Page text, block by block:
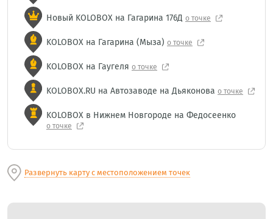
Новый KOLOBOX на Гагарина 176Д о точке
KOLOBOX на Гагарина (Мыза) о точке
KOLOBOX на Гаугеля о точке
KOLOBOX.RU на Автозаводе на Дьяконова о точке
KOLOBOX в Нижнем Новгороде на Федосеенко
о точке
Развернуть карту с местоположением точек